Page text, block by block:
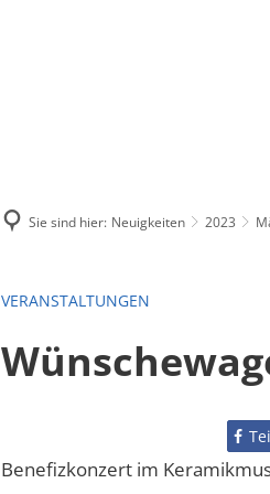
Sie sind hier: Neuigkeiten 2023
VERANSTALTUNGEN
Benefizkonzert im